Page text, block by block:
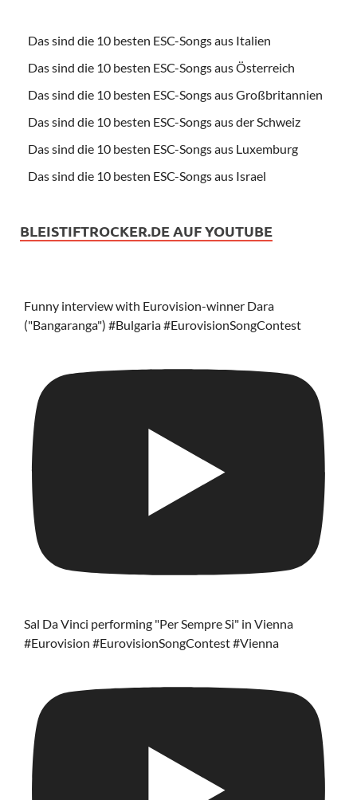
Das sind die 10 besten ESC-Songs aus Italien
Das sind die 10 besten ESC-Songs aus Österreich
Das sind die 10 besten ESC-Songs aus Großbritannien
Das sind die 10 besten ESC-Songs aus der Schweiz
Das sind die 10 besten ESC-Songs aus Luxemburg
Das sind die 10 besten ESC-Songs aus Israel
BLEISTIFTROCKER.DE AUF YOUTUBE
Funny interview with Eurovision-winner Dara
("Bangaranga") #Bulgaria #EurovisionSongContest
Sal Da Vinci performing "Per Sempre Si" in Vienna
#Eurovision #EurovisionSongContest #Vienna